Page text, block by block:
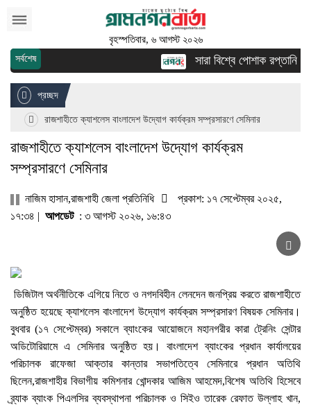
বৃহস্পতিবার, ৬ আগস্ট ২০২৬
সর্বশেষ সারা বিশ্বে পোশাক রপ্তানিতে
প্রচ্ছদ
রাজশাহীতে ক্যাশলেস বাংলাদেশ উদ্যোগ কার্যক্রম সম্প্রসারণে সেমিনার
রাজশাহীতে ক্যাশলেস বাংলাদেশ উদ্যোগ কার্যক্রম
সম্প্রসারণে সেমিনার
নাজিম হাসান,রাজশাহী জেলা প্রতিনিধি
প্রকাশ: ১৭ সেপ্টেম্বর ২০২৫,
১৭:৩৪ | আপডেট: ৩ আগস্ট ২০২৬, ১৬:৪৩
ডিজিটাল অর্থনীতিকে এগিয়ে নিতে ও নগদবিহীন লেনদেন জনপ্রিয় করতে রাজশাহীতে
অনুষ্ঠিত হয়েছে ক্যাশলেস বাংলাদেশ উদ্যোগ কার্যক্রম সম্প্রসারণ বিষয়ক সেমিনার।
বুধবার (১৭ সেপ্টেম্বর) সকালে ব্যাংকের আয়োজনে মহানগরীর কারা ট্রেনিং সেন্টার
অডিটোরিয়ামে এ সেমিনার অনুষ্ঠিত হয়। বাংলাদেশ ব্যাংকের প্রধান কার্যালয়ের
পরিচালক রাফেজা আক্তার কান্তার সভাপতিত্বে সেমিনারে প্রধান অতিথি
ছিলেন,রাজশাহীর বিভাগীয় কমিশনার খোন্দকার আজিম আহমেদ,বিশেষ অতিথি হিসেবে
ব্র্যাক ব্যাংক পিএলসির ব্যবস্থাপনা পরিচালক ও সিইও তারেক রেফাত উল্লাহ খান,